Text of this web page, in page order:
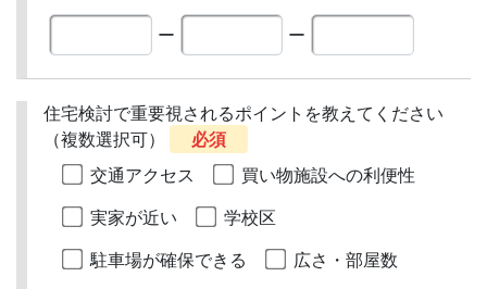
ー ー
住宅検討で重要視されるポイントを教えてください
（複数選択可）
必須
交通アクセス
買い物施設への利便性
実家が近い
学校区
駐車場が確保できる
広さ・部屋数